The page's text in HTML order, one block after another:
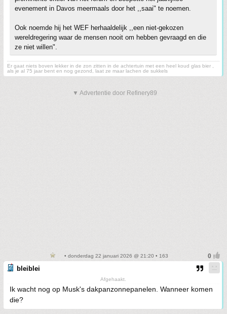
evenement in Davos meermaals door het ,,saai" te noemen.
Ook noemde hij het WEF herhaaldelijk ,,een niet-gekozen
wereldregering waar de mensen nooit om hebben gevraagd en die
ze niet willen".
Er gaat niets boven lekker in de zon zitten in de achtertuin met een heel koud glas bier ,
als je al 75 jaar bent en nog gezond, laat ze maar lachen de sukkels
▼ Advertentie door Refinery89
• donderdag 22 januari 2026 @ 21:20 • 163
bleiblei
Afgehaakt.
Ik wacht nog op Musk's dakpanzonnepanelen. Wanneer komen
die?